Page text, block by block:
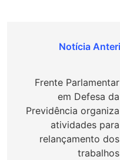
Navegação
Post
Frente Parlamentar
em Defesa da
Previdência organiza
atividades para
relançamento dos
trabalhos